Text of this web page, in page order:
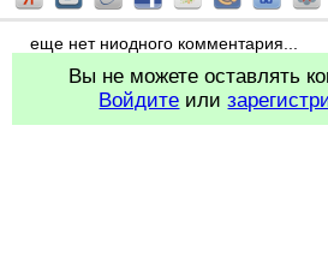
еще нет ниодного комментария...
Вы не можете оставлять
Войдите или